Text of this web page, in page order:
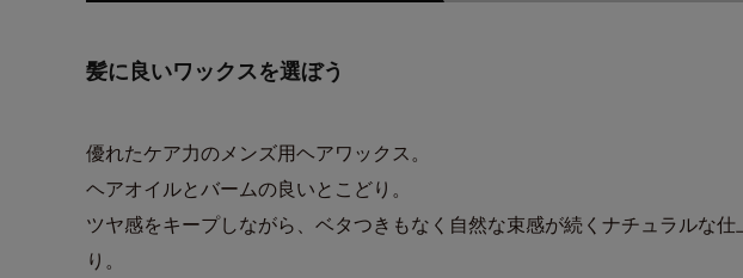
髪に良いワックスを選ぼう
優れたケア力のメンズ用ヘアワックス。
ヘアオイルとバームの良いとこどり。
ツヤ感をキープしながら、ベタつきもなく自然な束感が続くナチュラルな仕
り。